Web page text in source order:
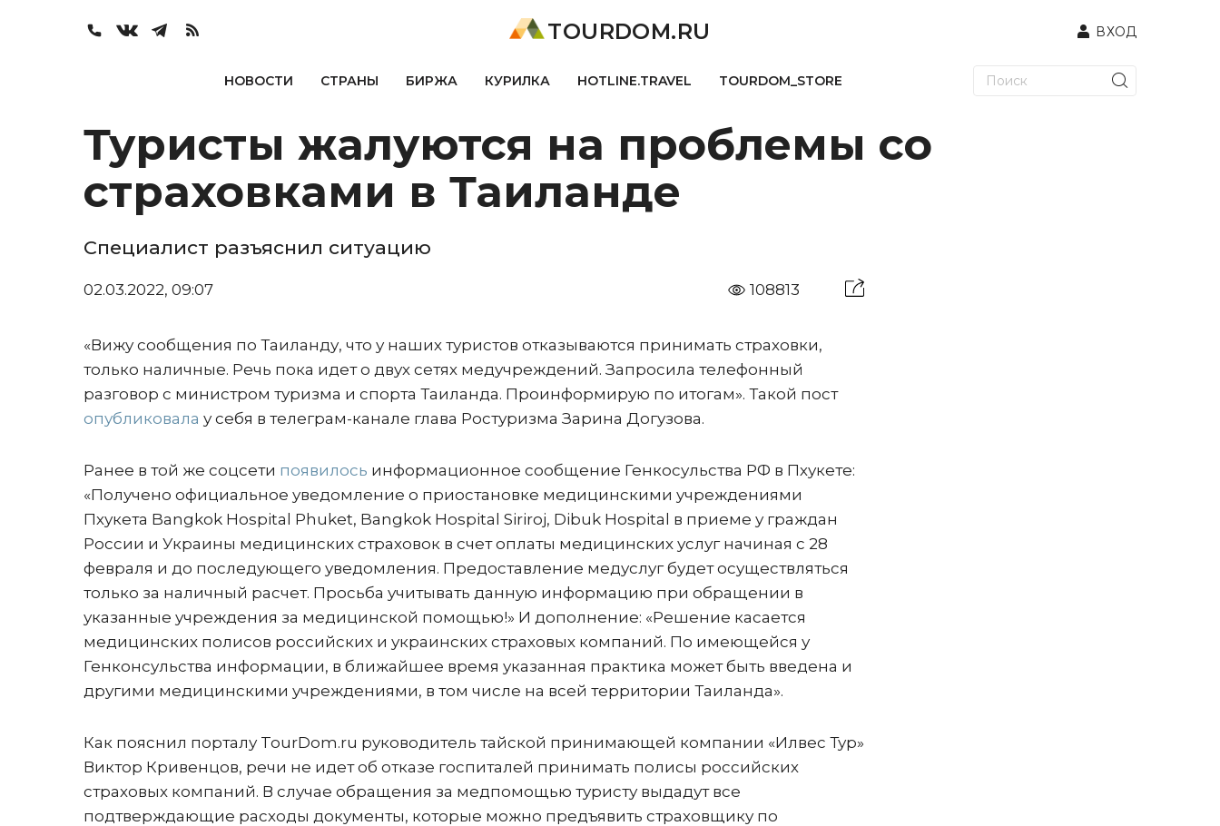
TOURDOM.RU ВХОД
НОВОСТИ СТРАНЫ БИРЖА КУРИЛКА HOTLINE.TRAVEL TOURDOM_STORE
Туристы жалуются на проблемы со
страховками в Таиланде
Специалист разъяснил ситуацию
02.03.2022, 09:07 108813
«Вижу сообщения по Таиланду, что у наших туристов отказываются принимать страховки,
только наличные. Речь пока идет о двух сетях медучреждений. Запросила телефонный
разговор с министром туризма и спорта Таиланда. Проинформирую по итогам». Такой пост
опубликовала у себя в телеграм-канале глава Ростуризма Зарина Догузова.
Ранее в той же соцсети появилось информационное сообщение Генкосульства РФ в Пхукете:
«Получено официальное уведомление о приостановке медицинскими учреждениями
Пхукета Bangkok Hospital Phuket, Bangkok Hospital Siriroj, Dibuk Hospital в приеме у граждан
России и Украины медицинских страховок в счет оплаты медицинских услуг начиная с 28
февраля и до последующего уведомления. Предоставление медуслуг будет осуществляться
только за наличный расчет. Просьба учитывать данную информацию при обращении в
указанные учреждения за медицинской помощью!» И дополнение: «Решение касается
медицинских полисов российских и украинских страховых компаний. По имеющейся у
Генконсульства информации, в ближайшее время указанная практика может быть введена и
другими медицинскими учреждениями, в том числе на всей территории Таиланда».
Как пояснил порталу TourDom.ru руководитель тайской принимающей компании «Илвес Тур»
Виктор Кривенцов, речи не идет об отказе госпиталей принимать полисы российских
страховых компаний. В случае обращения за медпомощью туристу выдадут все
подтверждающие расходы документы, которые можно предъявить страховщику по